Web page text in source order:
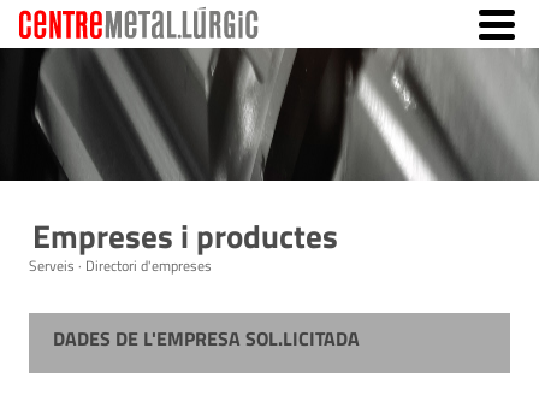
Empreses i productes
Serveis · Directori d'empreses
DADES DE L'EMPRESA SOL.LICITADA